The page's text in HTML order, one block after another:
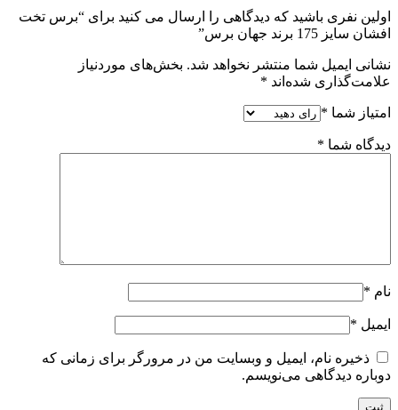
اولین نفری باشید که دیدگاهی را ارسال می کنید برای “برس تخت
افشان سایز 175 برند جهان برس”
نشانی ایمیل شما منتشر نخواهد شد. بخش‌های موردنیاز
علامت‌گذاری شده‌اند *
امتیاز شما *
دیدگاه شما *
نام *
ایمیل *
ذخیره نام، ایمیل و وبسایت من در مرورگر برای زمانی که
دوباره دیدگاهی می‌نویسم.